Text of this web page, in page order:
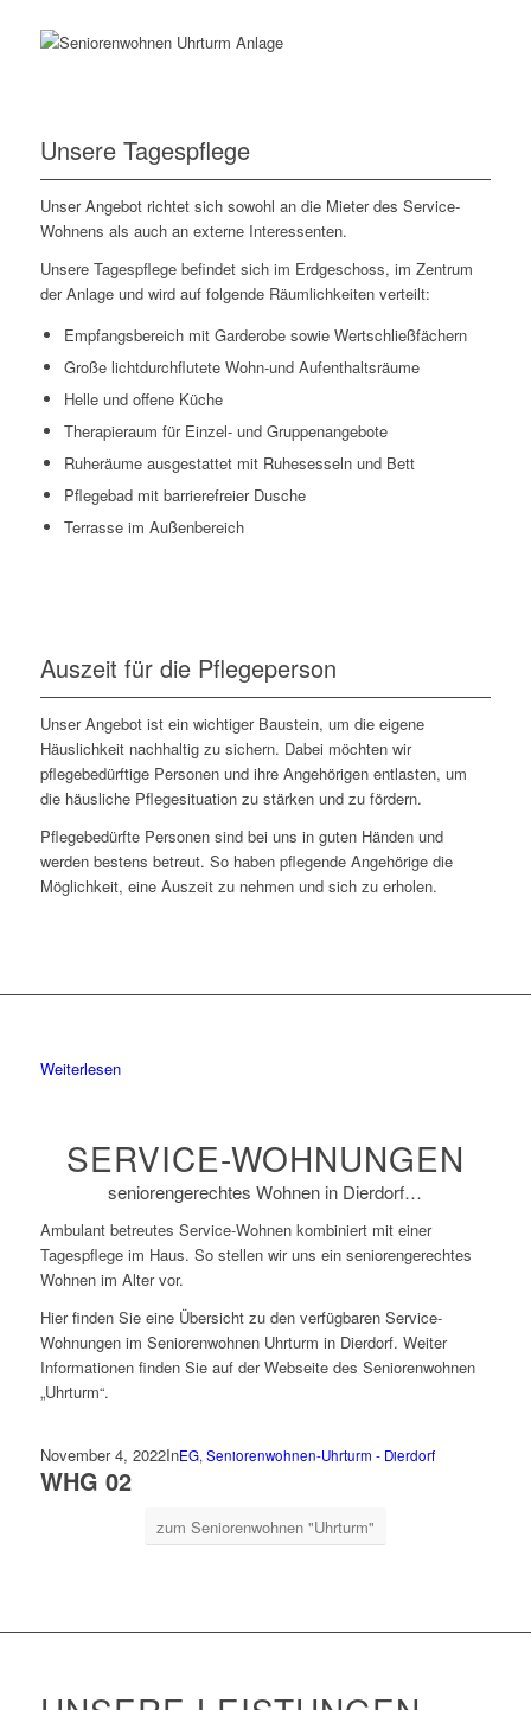
Unsere Tagespflege
Unser Angebot richtet sich sowohl an die Mieter des Service-
Wohnens als auch an externe Interessenten.
Unsere Tagespflege befindet sich im Erdgeschoss, im Zentrum
der Anlage und wird auf folgende Räumlichkeiten verteilt:
Empfangsbereich mit Garderobe sowie Wertschließfächern
Große lichtdurchflutete Wohn-und Aufenthaltsräume
Helle und offene Küche
Therapieraum für Einzel- und Gruppenangebote
Ruheräume ausgestattet mit Ruhesesseln und Bett
Pflegebad mit barrierefreier Dusche
Terrasse im Außenbereich
Auszeit für die Pflegeperson
Unser Angebot ist ein wichtiger Baustein, um die eigene
Häuslichkeit nachhaltig zu sichern. Dabei möchten wir
pflegebedürftige Personen und ihre Angehörigen entlasten, um
die häusliche Pflegesituation zu stärken und zu fördern.
Pflegebedürfte Personen sind bei uns in guten Händen und
werden bestens betreut. So haben pflegende Angehörige die
Möglichkeit, eine Auszeit zu nehmen und sich zu erholen.
Weiterlesen
SERVICE-WOHNUNGEN
seniorengerechtes Wohnen in Dierdorf…
Ambulant betreutes Service-Wohnen kombiniert mit einer
Tagespflege im Haus. So stellen wir uns ein seniorengerechtes
Wohnen im Alter vor.
Hier finden Sie eine Übersicht zu den verfügbaren Service-
Wohnungen im Seniorenwohnen Uhrturm in Dierdorf. Weiter
Informationen finden Sie auf der Webseite des Seniorenwohnen
„Uhrturm“.
November 4, 2022InEG, Seniorenwohnen-Uhrturm - Dierdorf
WHG 02
zum Seniorenwohnen "Uhrturm"